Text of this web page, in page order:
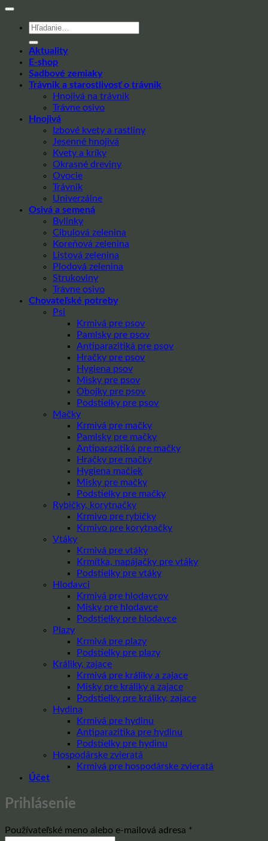
Hľadať:
Aktuality
E-shop
Sadbové zemiaky
Trávnik a starostlivosť o trávnik
Hnojivá na trávnik
Trávne osivo
Hnojivá
Izbové kvety a rastliny
Jesenné hnojivá
Kvety a kríky
Okrasné dreviny
Ovocie
Trávnik
Univerzálne
Osivá a semená
Bylinky
Cibulová zelenina
Koreňová zelenina
Listová zelenina
Plodová zelenina
Strukoviny
Trávne osivo
Chovateľské potreby
Psi
Krmivá pre psov
Pamlsky pre psov
Antiparazitiká pre psov
Hračky pre psov
Hygiena psov
Misky pre psov
Obojky pre psov
Podstielky pre psov
Mačky
Krmivá pre mačky
Pamlsky pre mačky
Antiparazitiká pre mačky
Hračky pre mačky
Hygiena mačiek
Misky pre mačky
Podstielky pre mačky
Rybičky, korytnačky
Krmivo pre rybičky
Krmivo pre korytnačky
Vtáky
Krmivá pre vtáky
Krmítka, napájačky pre vtáky
Podstielky pre vtáky
Hlodavci
Krmivá pre hlodavcov
Misky pre hlodavce
Podstielky pre hlodavce
Plazy
Krmivá pre plazy
Podstielky pre plazy
Králiky, zajace
Krmivá pre králiky a zajace
Misky pre králiky a zajace
Podstielky pre králiky, zajace
Hydina
Krmivá pre hydinu
Antiparazitika pre hydinu
Podstielky pre hydinu
Hospodárske zvieratá
Krmivá pre hospodárske zvieratá
Účet
Prihlásenie
Používateľské meno alebo e-mailová adresa *